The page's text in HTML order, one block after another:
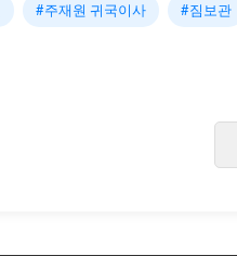
#주재원 귀국이사 #짐보관